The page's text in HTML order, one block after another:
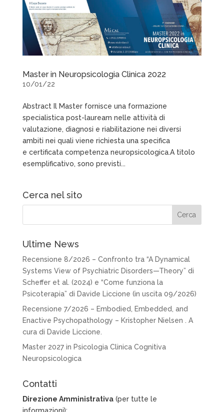
Master in Neuropsicologia Clinica 2022
10/01/22
Abstract Il Master fornisce una formazione
specialistica post-lauream nelle attività di
valutazione, diagnosi e riabilitazione nei diversi
ambiti nei quali viene richiesta una specifica
e certificata competenza neuropsicologica.A titolo
esemplificativo, sono previsti...
Cerca nel sito
Ultime News
Recensione 8/2026 – Confronto tra “A Dynamical
Systems View of Psychiatric Disorders—Theory” di
Scheffer et al. (2024) e “Come funziona la
Psicoterapia” di Davide Liccione (in uscita 09/2026)
Recensione 7/2026 – Embodied, Embedded, and
Enactive Psychopathology – Kristopher Nielsen . A
cura di Davide Liccione.
Master 2027 in Psicologia Clinica Cognitiva
Neuropsicologica
Contatti
Direzione Amministrativa(per tutte le